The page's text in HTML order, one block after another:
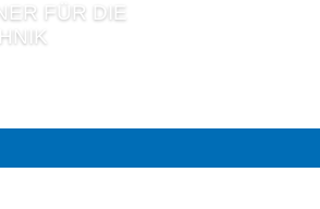
FÜR DIE